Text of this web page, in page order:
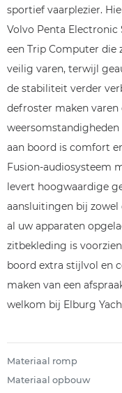
sportief vaarplezier.
Volvo Penta Electronic
een Trip Computer die
veilig varen, terwijl
de stabiliteit verder
defroster maken varen
aan boord is comfort
Fusion-audiosysteem
levert hoogwaardige
aansluitingen bij
al uw apparaten
zitbekleding is
boord extra stijlvol en
maken van een
welkom bij Elburg
Materiaal romp
Materiaal opbouw